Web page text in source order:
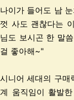
나이가 들어도 남
껏 사도 괜찮다는
님도 보시곤 한 말
걸 좋아해~"
시니어 세대의 구매
계 움직임이 활발